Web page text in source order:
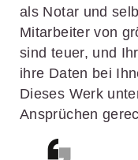
als Notar und
Mitarbeiter von
sind teuer, und
ihre Daten bei
Dieses Werk
Ansprüchen